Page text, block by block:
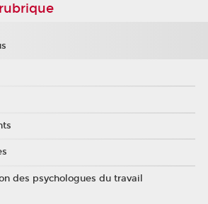
des psychologues du travail